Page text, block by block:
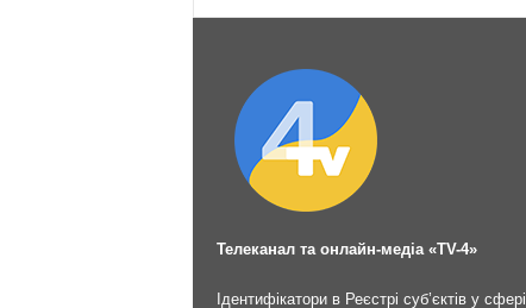
Телеканал та онлайн-медіа «TV-4»
Ідентифікатори в Реєстрі суб’єктів у сфері